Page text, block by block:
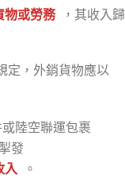
物或勞務
，其收入歸
定，外銷貨物應以
陸空聯運包裹
發
入
。